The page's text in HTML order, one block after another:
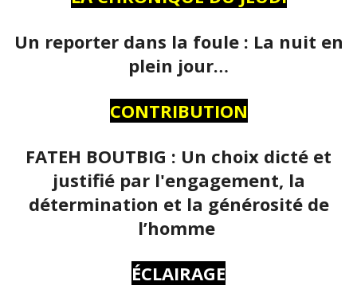
Un reporter dans la foule : La nuit en
plein jour…
CONTRIBUTION
FATEH BOUTBIG : Un choix dicté et
justifié par l'engagement, la
détermination et la générosité de
l’homme
ÉCLAIRAGE